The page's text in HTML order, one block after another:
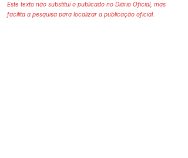
Este texto não substitui o publicado no Diário Oficial, mas
facilita a pesquisa para localizar a publicação oficial.